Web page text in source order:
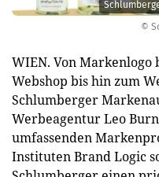
©
WIEN. Von Markenlogo
Webshop bis hin zum
Schlumberger
Werbeagentur Leo
umfassenden
Instituten Brand Logic